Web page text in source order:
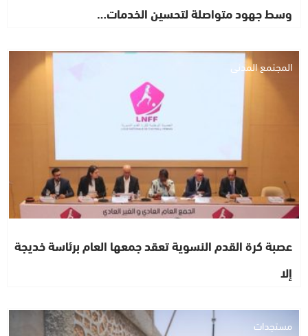
وسط جهود متواصلة لتحسين الخدمات…
المجتمع المدني
عصبة كرة القدم النسوية تعقد جمعها العام برئاسة خديجة
إلا
مستجدات